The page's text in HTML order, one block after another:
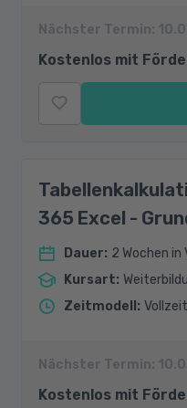
Nächster Termin:
Kostenlos mit
365 Excel -
Dauer: 2 Wochen in
Kursart:
Zeitmodell :
Nächster Termin:
Kostenlos mit